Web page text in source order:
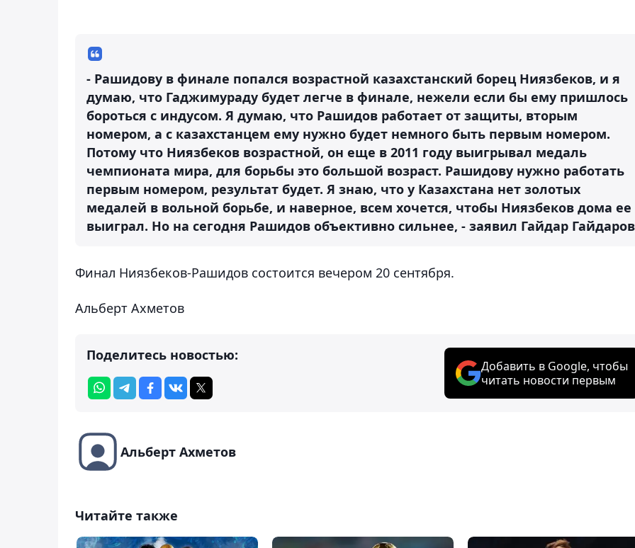
- Рашидову в финале попался возрастной казахстанский борец Ниязбеков, и я
думаю, что Гаджимураду будет легче в финале, нежели если бы ему пришлось
бороться с индусом. Я думаю, что Рашидов работает от защиты, вторым
номером, а с казахстанцем ему нужно будет немного быть первым номером.
Потому что Ниязбеков возрастной, он еще в 2011 году выигрывал медаль
чемпионата мира, для борьбы это большой возраст. Рашидову нужно работать
первым номером, результат будет. Я знаю, что у Казахстана нет золотых
медалей в вольной борьбе, и наверное, всем хочется, чтобы Ниязбеков дома ее
выиграл. Но на сегодня Рашидов объективно сильнее, - заявил Гайдар
Финал Ниязбеков-Рашидов состоится вечером 20 сентября.
Альберт Ахметов
Поделитесь новостью:
Добавить в Google, чтобы
читать новости первым
Альберт Ахметов
Читайте также